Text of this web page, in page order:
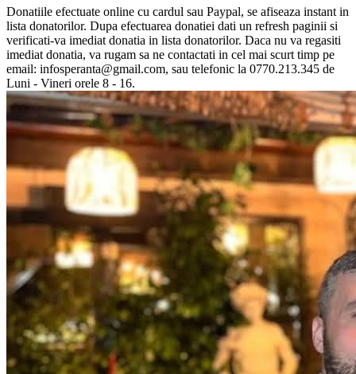
Donatiile efectuate online cu cardul sau Paypal, se afiseaza instant in
lista donatorilor. Dupa efectuarea donatiei dati un refresh paginii si
verificati-va imediat donatia in lista donatorilor. Daca nu va regasiti
imediat donatia, va rugam sa ne contactati in cel mai scurt timp pe
email: infosperanta@gmail.com, sau telefonic la 0770.213.345 de
Luni - Vineri orele 8 - 16.